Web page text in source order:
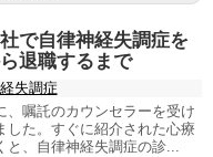
で自律神経失調症を
退職するまで
失調症
、嘱託のカウンセラーを受け
した。すぐに紹介された心療
と、自律神経失調症の診...